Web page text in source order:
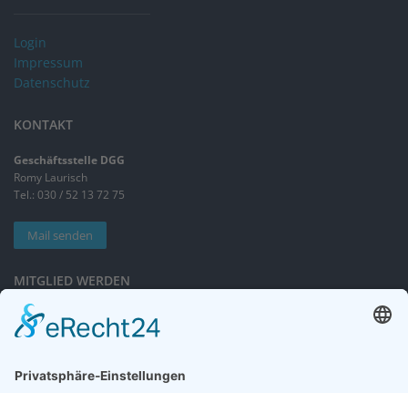
Login
Impressum
Datenschutz
KONTAKT
Geschäftsstelle DGG
Romy Laurisch
Tel.: 030 / 52 13 72 75
Mail senden
MITGLIED WERDEN
Sieben gute Gründe
für Ihre Mitgliedschaft